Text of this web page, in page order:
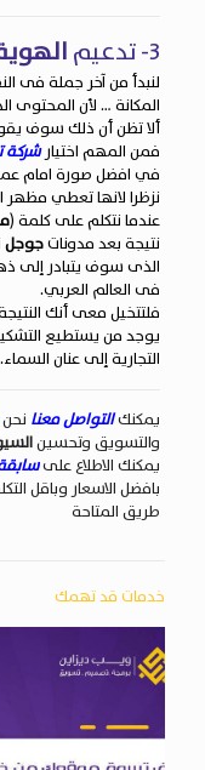
3- تدعيم
لنبدأ من آخر جملة فى
المكانة … لأن المحتوى
ألا تظن أن ذلك سوف
فمن المهم اختيارشركة
في افضل صورة امام
نزظرا لانها تعطي
عندما نتكلم على كلمة (
نتيجة بعد مدوناتجوجل
الذى سوف يتبادر إلى
فى العالم العربي.
فلتتخيل معى أنك
يوجد من يستطيع
التجارية إلى عنان السماء.
يمكنكالتواصل معنا نحن
والتسويق وتحسين
يمكنك الاطلاع على
بافضل الاسعار وباقل
طريقالمتاحة
خدمات قد تهمك